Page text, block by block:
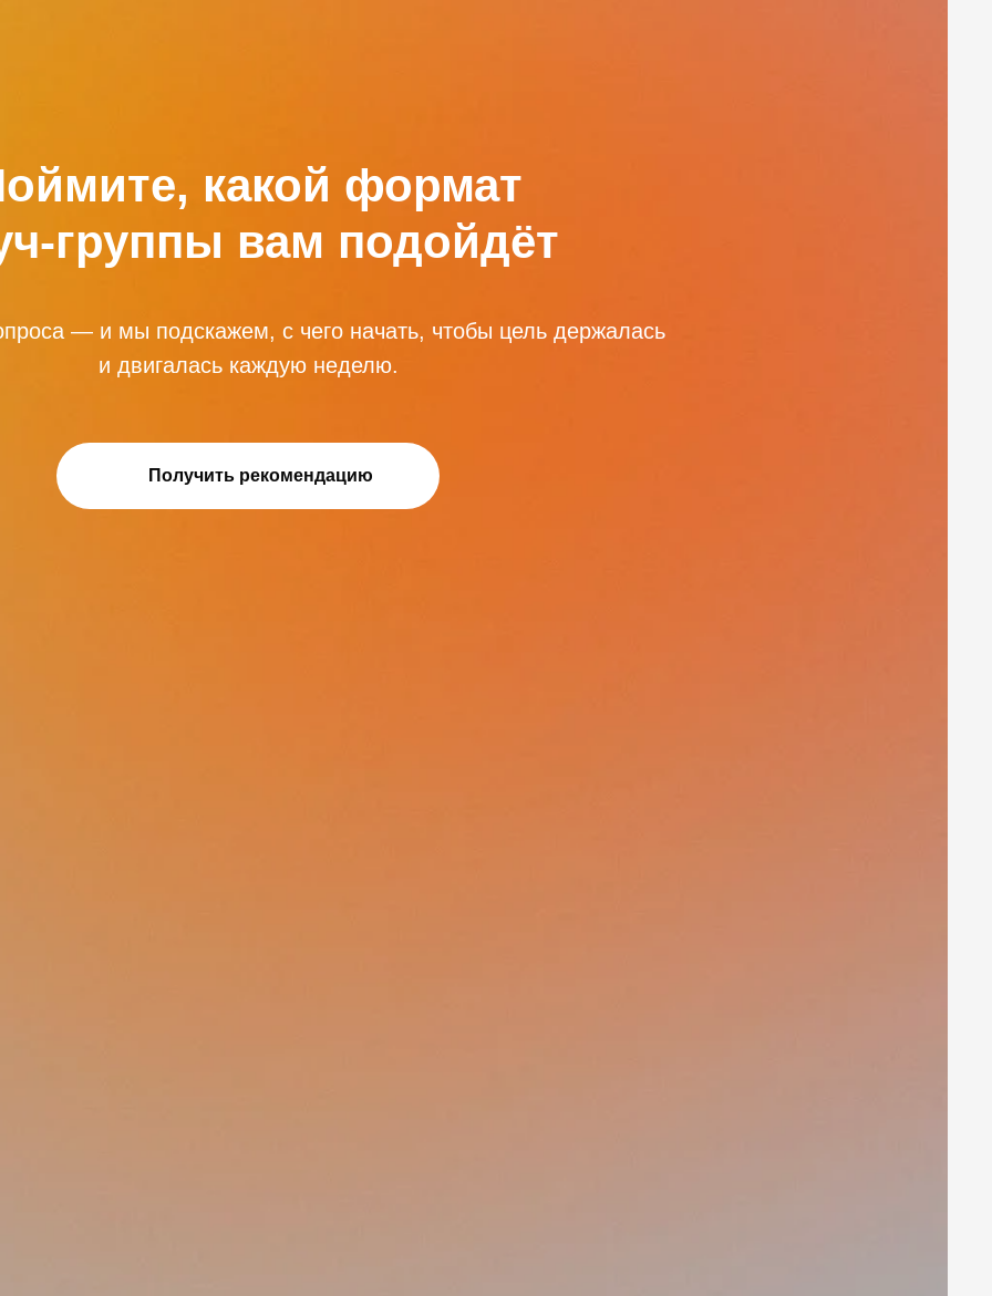
какой формат
вам подойдёт
— и мы подскажем, с чего начать, чтобы цель держалась
и двигалась каждую неделю.
Получить рекомендацию